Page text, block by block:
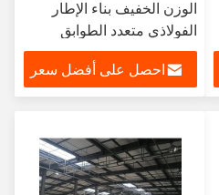
الوزن الخفيف بناء الإطار
الفولاذي متعدد الطوابق
الهياكل المجهزة مسبقا
احصل على أفضل سعر